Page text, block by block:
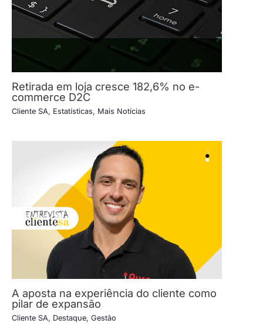
Retirada em loja cresce 182,6% no e-
commerce D2C
Cliente SA, Estatísticas, Mais Notícias
A aposta na experiência do cliente como
pilar de expansão
Cliente SA, Destaque, Gestão